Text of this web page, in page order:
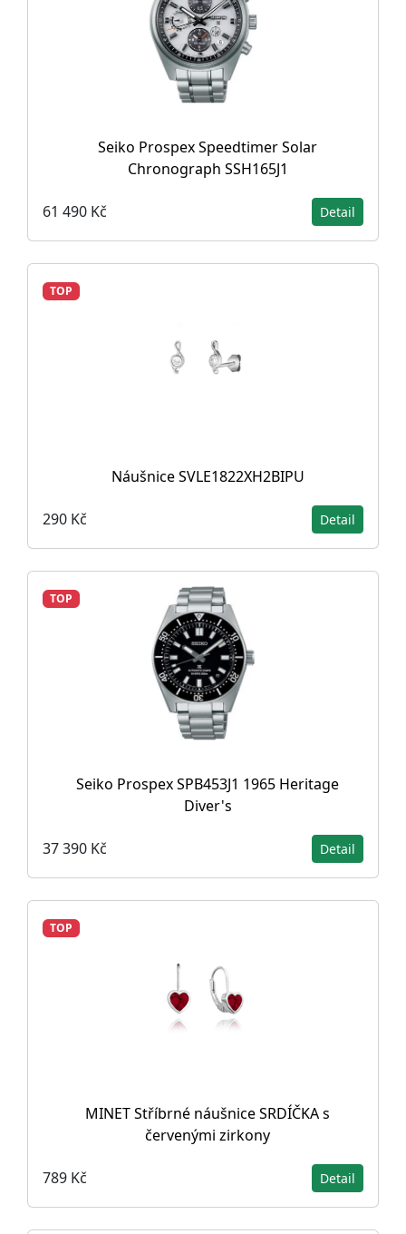
Seiko Prospex Speedtimer Solar
Chronograph SSH165J1
61 490 Kč Detail
TOP
Náušnice SVLE1822XH2BIPU
290 Kč Detail
TOP
Seiko Prospex SPB453J1 1965 Heritage
Diver's
37 390 Kč Detail
TOP
MINET Stříbrné náušnice SRDÍČKA s
červenými zirkony
789 Kč Detail